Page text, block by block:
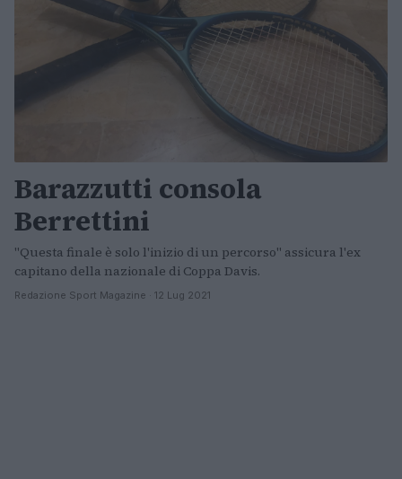
Barazzutti consola
Berrettini
"Questa finale è solo l'inizio di un percorso" assicura l'ex
capitano della nazionale di Coppa Davis.
Redazione Sport Magazine · 12 Lug 2021